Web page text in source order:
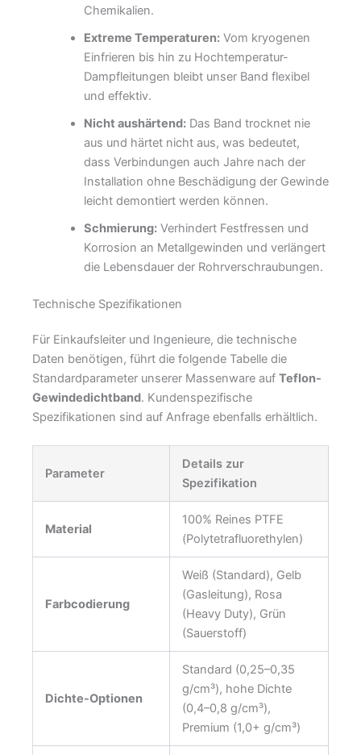
Chemikalien.
Extreme Temperaturen:Vom kryogenen
Einfrieren bis hin zu Hochtemperatur-
Dampfleitungen bleibt unser Band flexibel
und effektiv.
Nicht aushärtend:Das Band trocknet nie
aus und härtet nicht aus, was bedeutet,
dass Verbindungen auch Jahre nach der
Installation ohne Beschädigung der Gewinde
leicht demontiert werden können.
Schmierung:Verhindert Festfressen und
Korrosion an Metallgewinden und verlängert
die Lebensdauer der Rohrverschraubungen.
Technische Spezifikationen
Für Einkaufsleiter und Ingenieure, die technische
Daten benötigen, führt die folgende Tabelle die
Standardparameter unserer Massenware auf Teflon-
Gewindedichtband. Kundenspezifische
Spezifikationen sind auf Anfrage ebenfalls erhältlich.
Parameter
Details zur
Spezifikation
Material
100% Reines PTFE
(Polytetrafluorethylen)
Farbcodierung
Weiß (Standard), Gelb
(Gasleitung), Rosa
(Heavy Duty), Grün
(Sauerstoff)
Dichte-Optionen
Standard (0,25–0,35
g/cm³), hohe Dichte
(0,4–0,8 g/cm³),
Premium (1,0+ g/cm³)